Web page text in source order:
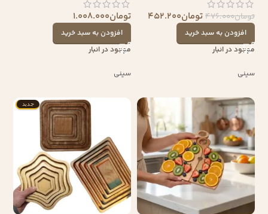
تومان476.000تومان452.200
افزودن به سبد خرید
موجود در انبار
سینی
تومان1.008.000
افزودن به سبد خرید
موجود در انبار
سینی
جدید